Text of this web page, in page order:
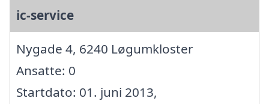
ic-service
Nygade 4, 6240 Løgumkloster
Ansatte: 0
Startdato: 01. juni 2013,